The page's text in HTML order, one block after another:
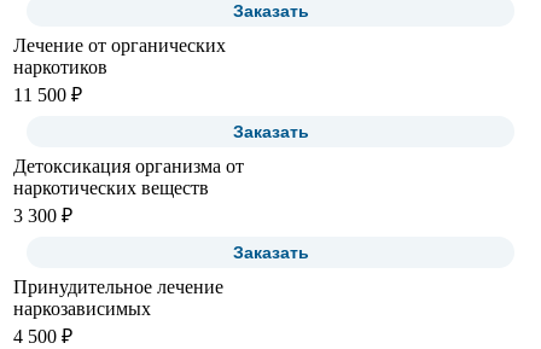
Заказать
Лечение от органических
наркотиков
11 500 ₽
Заказать
Детоксикация организма от
наркотических веществ
3 300 ₽
Заказать
Принудительное лечение
наркозависимых
4 500 ₽